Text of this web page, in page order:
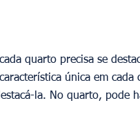
quarto precisa se
única em cada
la. No quarto, pode